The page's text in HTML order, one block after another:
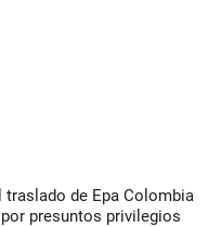
traslado de Epa Colombia
presuntos privilegios